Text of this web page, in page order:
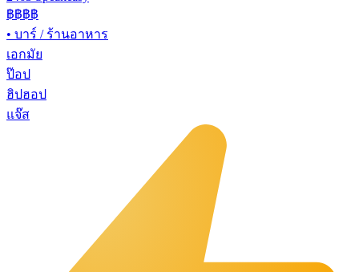
฿฿฿฿
• บาร์ / ร้านอาหาร
เอกมัย
ป๊อป
ฮิปฮอป
แจ๊ส